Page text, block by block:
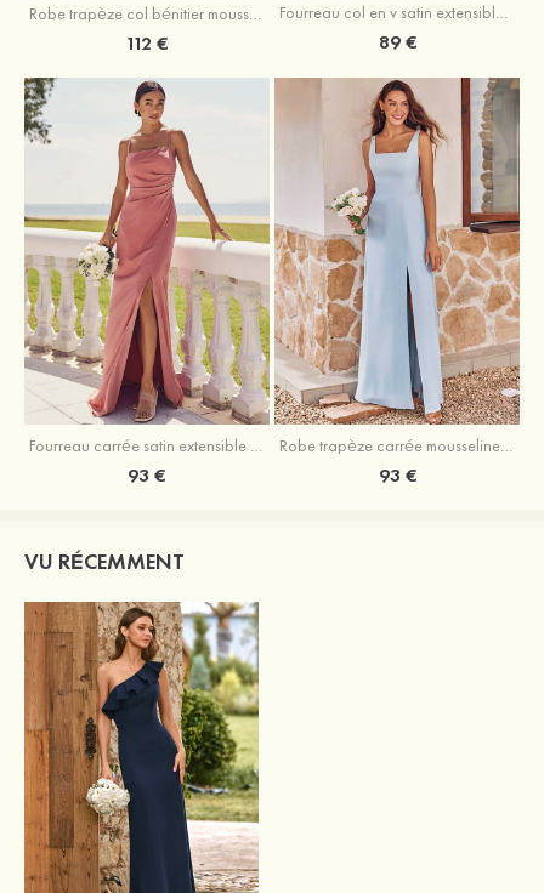
112 €
Fourreau col en v satin extensible asymétrique robe de demoiselle d'honneur
89 €
Fourreau carrée satin extensible ras du sol robe de demoiselle d'honneur
93 €
Robe trapèze carrée mousseline ras du sol robe de demoiselle d'honneur
93 €
VU RÉCEMMENT